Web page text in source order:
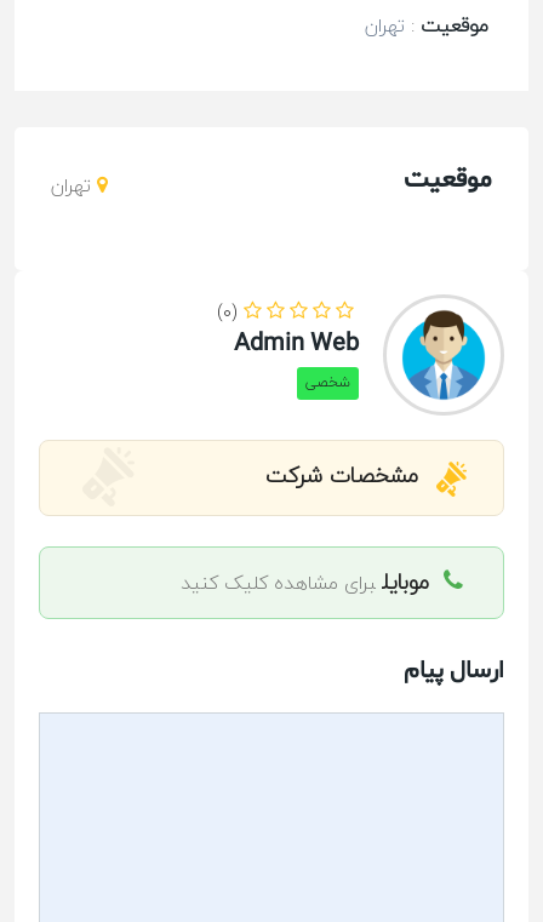
موقعیت : تهران
موقعیت تهران
(0)
Admin Web
شخصی
مشخصات شرکت
موبایلبرای مشاهده کلیک کنید
ارسال پیام